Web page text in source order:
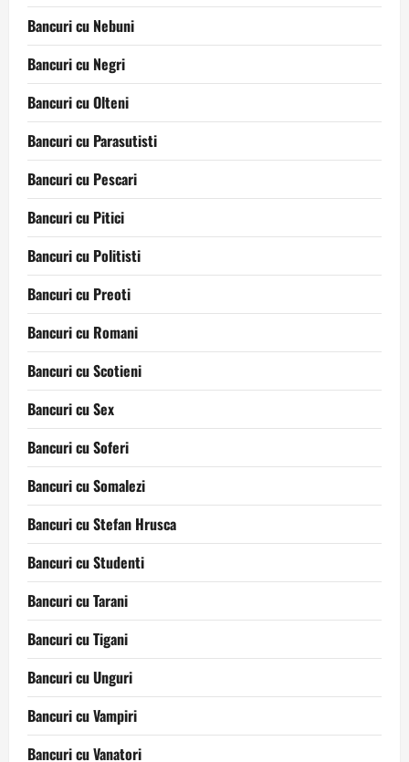
Bancuri cu Nebuni
Bancuri cu Negri
Bancuri cu Olteni
Bancuri cu Parasutisti
Bancuri cu Pescari
Bancuri cu Pitici
Bancuri cu Politisti
Bancuri cu Preoti
Bancuri cu Romani
Bancuri cu Scotieni
Bancuri cu Sex
Bancuri cu Soferi
Bancuri cu Somalezi
Bancuri cu Stefan Hrusca
Bancuri cu Studenti
Bancuri cu Tarani
Bancuri cu Tigani
Bancuri cu Unguri
Bancuri cu Vampiri
Bancuri cu Vanatori